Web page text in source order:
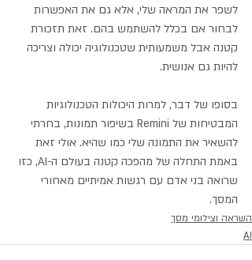
לשפר את המראה שלי, אלא גם את האפשרות
לבחור אם בכלל להשתמש בהם. זאת תזכורת
קטנה אבל משמעותית שטכנולוגיה יכולה וצריכה
להיות גם אנושית.
בסופו של דבר, למרות היכולות הטכנולוגיות
המבטיחות של Remini בשיפור תמונות, בחרתי
להשאיר את התמונה שלי כמו שהיא. אולי זאת
באמת התחלה של מהפכה קטנה בעולם ה-AI, כזו
שרואה בני אדם עם רגשות אמיתיים מאחורי
המסך.
השראה וצילומי מסך
AI